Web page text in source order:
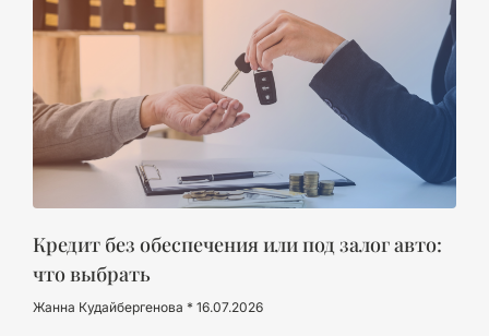
Кредит без обеспечения или под залог авто:
что выбрать
Жанна Кудайбергенова 16.07.2026